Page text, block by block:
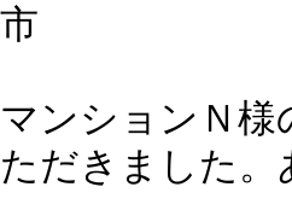
市
マンションＮ様
ただきました